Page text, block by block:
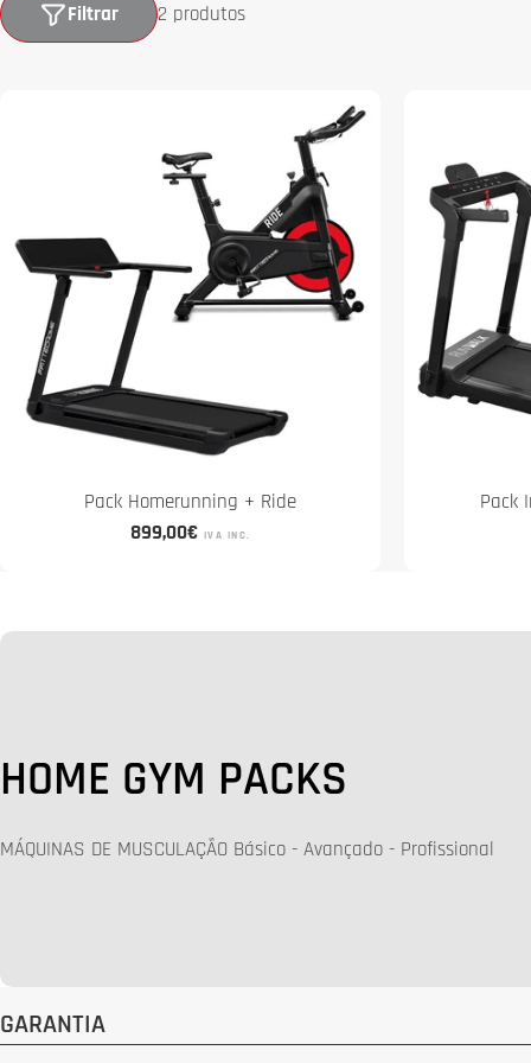
2 produtos
Filtrar
Pack Homerunning + Ride
Preço
899,00€ IVA INC.
Pack
C
O
Ç
HOME GYM PACKS
MÁQUINAS DE MUSCULAÇÃO Básico - Avançado - Profissional
GARANTIA